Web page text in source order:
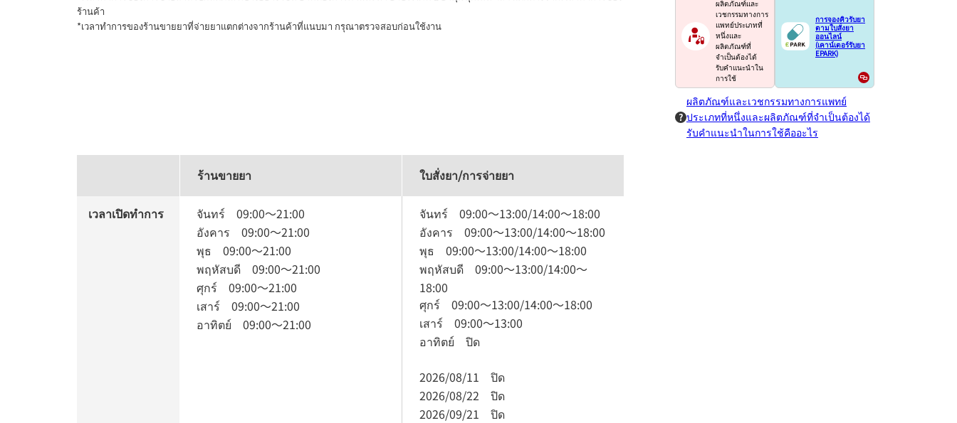
ร้านค้า
*เวลาทำการของร้านขายยาที่จ่ายยาแตกต่างจากร้านค้าที่แนบมา กรุณาตรวจสอบก่อนใช้งาน
ผลิตภัณฑ์และ
เวชกรรมทางการ
แพทย์ประเภทที่
หนึ่งและ
ผลิตภัณฑ์ที่
จำเป็นต้องได้
รับคำแนะนำใน
การใช้
การจองคิวรับยา
ตามใบสั่งยา
ออนไลน์
(เคาน์เตอร์รับยา
EPARK)
ผลิตภัณฑ์และเวชกรรมทางการแพทย์
ประเภทที่หนึ่งและผลิตภัณฑ์ที่จำเป็นต้องได้
รับคำแนะนำในการใช้คืออะไร
ร้านขายยา ใบสั่งยา/การจ่ายยา
เวลาเปิดทำการ จันทร์ 09:00～21:00
อังคาร 09:00～21:00
พุธ 09:00～21:00
พฤหัสบดี 09:00～21:00
ศุกร์ 09:00～21:00
เสาร์ 09:00～21:00
อาทิตย์ 09:00～21:00
จันทร์ 09:00～13:00/14:00～18:00
อังคาร 09:00～13:00/14:00～18:00
พุธ 09:00～13:00/14:00～18:00
พฤหัสบดี 09:00～13:00/14:00～
18:00
ศุกร์ 09:00～13:00/14:00～18:00
เสาร์ 09:00～13:00
อาทิตย์ ปิด
2026/08/11 ปิด
2026/08/22 ปิด
2026/09/21 ปิด